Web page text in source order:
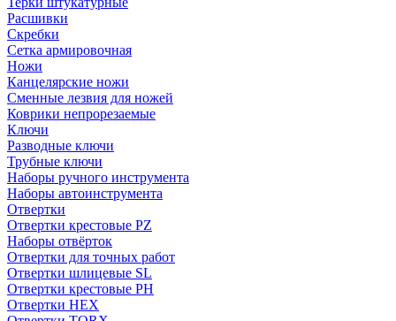
Расшивки
Скребки
Сетка армировочная
Ножи
Канцелярские ножи
Сменные лезвия для ножей
Коврики непрорезаемые
Ключи
Разводные ключи
Трубные ключи
Наборы ручного инструмента
Наборы автоинструмента
Отвертки
Отвертки крестовые PZ
Наборы отвёрток
Отвертки для точных работ
Отвертки шлицевые SL
Отвертки крестовые PH
Отвертки HEX